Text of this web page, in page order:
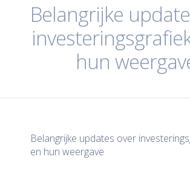
Belangrijke
hun
Belangrijke updates over
en hun weergave